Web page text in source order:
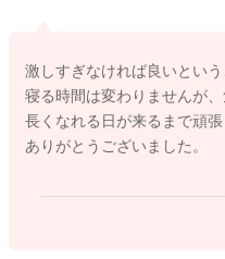
びをしばらくしてみたり、
ーや児童館などで、沢山の
お出かけに行かれてみるの
は異なる環境は、とてもお
激を与えてあげると、メリ
激しすぎなければ良いという
寝る時間は変わりませんが、
長くなれる日が来るまで頑張
ありがとうございました。